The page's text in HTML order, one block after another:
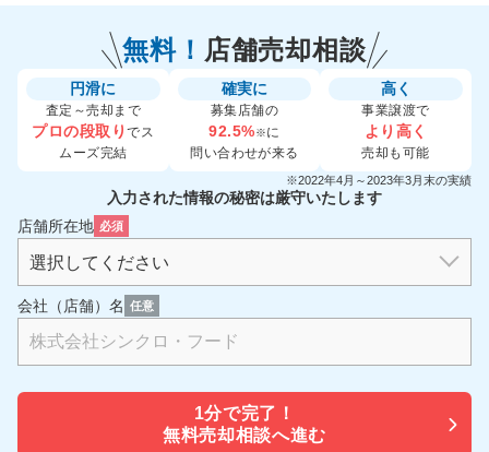
無料！ 店舗売却相談
円滑に
査定～売却まで
プロの段取りでス
ムーズ完結
確実に
募集店舗の
92.5%※に
問い合わせが来る
高く
事業譲渡で
より高く
売却も可能
※2022年4月～2023年3月末の実績
入力された情報の秘密は厳守いたします
店舗所在地 必須
会社（店舗）名 任意
1分で完了！
無料売却相談へ進む